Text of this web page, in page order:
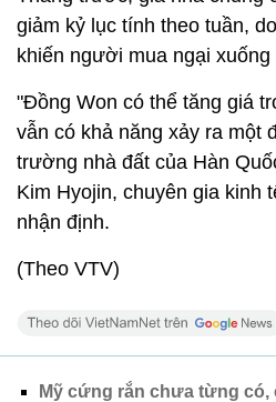
giảm kỷ lục tính theo tuần,
khiến người mua ngại xuống
"Đồng Won có thể tăng giá
vẫn có khả năng xảy ra một
trường nhà đất của Hàn
Kim Hyojin, chuyên gia kinh
nhận định.
(Theo VTV)
Mỹ cứng rắn chưa từng có,